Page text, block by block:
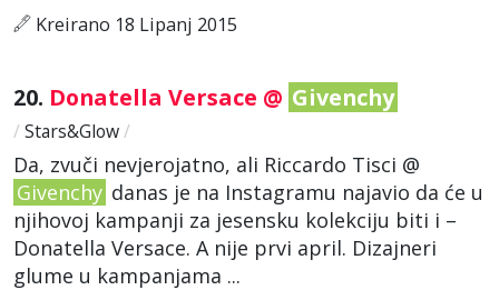
Kreirano 18 Lipanj 2015
20. Donatella Versace @ Givenchy
/ Stars&Glow/
Da, zvuči nevjerojatno, ali Riccardo Tisci @
Givenchy danas je na Instagramu najavio da će u
njihovoj kampanji za jesensku kolekciju biti i –
Donatella Versace. A nije prvi april. Dizajneri
glume u kampanjama ...